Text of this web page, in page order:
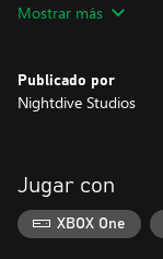
Mostrar más
Publicado por
Nightdive Studios
Jugar con
XBOX One